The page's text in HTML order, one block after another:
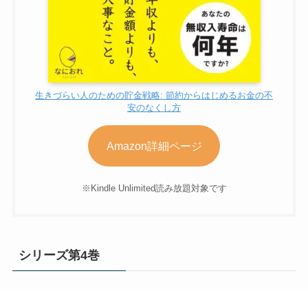
生きづらい人のための貯金戦略: 節約からはじめるお金の不
安のなくし方
Amazon詳細ページ
※Kindle Unlimited読み放題対象です
シリーズ第4巻